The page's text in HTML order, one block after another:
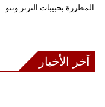
المطرزة بحبيبات الترتر وتنو...
آخر الأخبار